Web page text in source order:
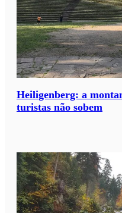
Heiligenberg: a
turistas não sobem